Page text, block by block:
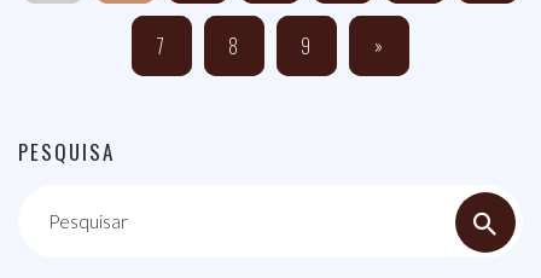
7 8 9 »
PESQUISA
Pesquisar